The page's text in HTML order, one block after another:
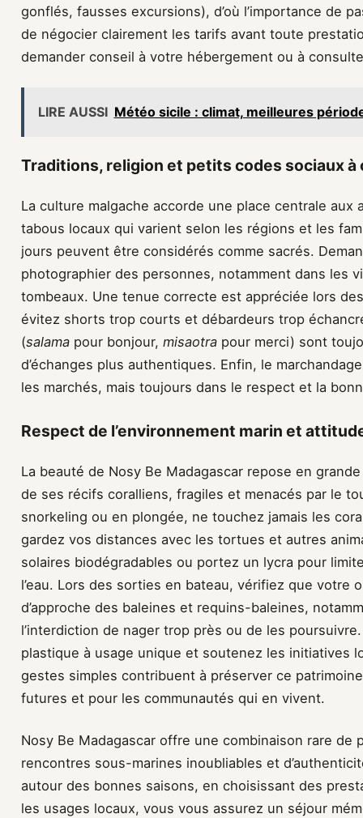
gonflés, fausses excursions), d’où l’importance de
de négocier clairement les tarifs avant toute
demander conseil à votre hébergement ou à
LIRE AUSSI Météo sicile : climat, meilleures
Traditions, religion et petits codes sociaux à
La culture malgache accorde une place centrale
tabous locaux qui varient selon les régions et les
jours peuvent être considérés comme sacrés.
photographier des personnes, notamment dans les
tombeaux. Une tenue correcte est appréciée lors
évitez shorts trop courts et débardeurs trop
(salama pour bonjour, misaotra pour merci) sont
d’échanges plus authentiques. Enfin, le
les marchés, mais toujours dans le respect et la
Respect de l’environnement marin et
La beauté de Nosy Be Madagascar repose en
de ses récifs coralliens, fragiles et menacés par le
snorkeling ou en plongée, ne touchez jamais les
gardez vos distances avec les tortues et autres
solaires biodégradables ou portez un lycra pour
l’eau. Lors des sorties en bateau, vérifiez que votre
d’approche des baleines et requins-baleines,
l’interdiction de nager trop près ou de les
plastique à usage unique et soutenez les initiatives
gestes simples contribuent à préserver ce
futures et pour les communautés qui en vivent.
Nosy Be Madagascar offre une combinaison rare de
rencontres sous-marines inoubliables et
autour des bonnes saisons, en choisissant des
les usages locaux, vous vous assurez un séjour